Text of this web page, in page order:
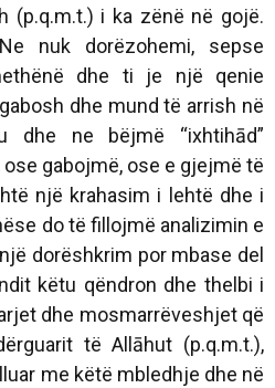
(p.q.m.t.) i ka zënë në gojë.
nuk dorëzohemi, sepse
dhe ti je një qenie
dhe mund të arrish në
dhe ne bëjmë “ixhtihād”
gabojmë, ose e gjejmë të
një krahasim i lehtë dhe i
do të fillojmë analizimin e
dorëshkrim por mbase del
këtu qëndron dhe thelbi i
dhe mosmarrëveshjet që
të Allāhut (p.q.m.t.),
me këtë mbledhje dhe në